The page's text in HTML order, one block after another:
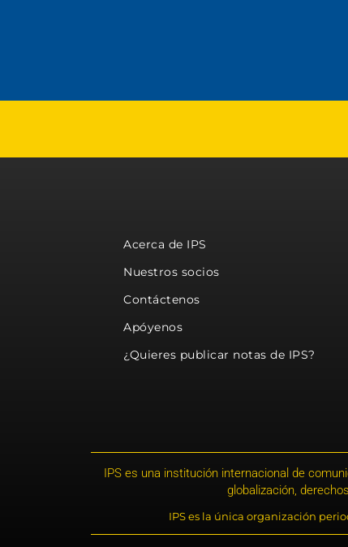
Acerca de IPS
Nuestros socios
Contáctenos
Apóyenos
¿Quieres publicar notas de IPS?
IPS es una institución internacional de
globalización,
IPS es la única organización